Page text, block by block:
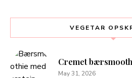
VEGETAR
Cremet
May 31, 2026